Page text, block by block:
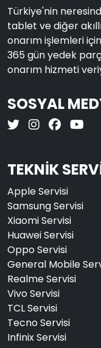
Türkiye'nin
tablet ve diğer
onarım işlemleri
365 gün yedek
onarım hizmeti
SOSYAL
TEKNİK
Apple Servisi
Samsung Servisi
Xiaomi Servisi
Huawei Servisi
Oppo Servisi
General Mobile
Realme Servisi
Vivo Servisi
TCL Servisi
Tecno Servisi
Infinix Servisi